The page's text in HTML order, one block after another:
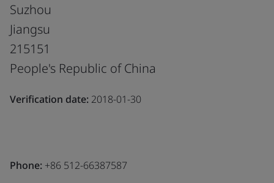
Suzhou
Jiangsu
215151
People's Republic of China
Verification date: 2018-01-30
Phone: +86 512-66387587